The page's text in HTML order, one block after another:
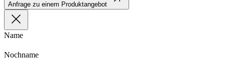
Anfrage zu einem Produktangebot
Name
Nochname